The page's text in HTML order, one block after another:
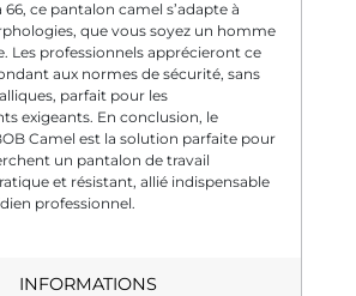
66, ce pantalon camel s’adapte à
que vous soyez un homme
Les professionnels apprécieront ce
aux normes de sécurité, sans
parfait pour les
exigeants. En conclusion, le
Camel est la solution parfaite pour
un pantalon de travail
et résistant, allié indispensable
professionnel.
INFORMATIONS